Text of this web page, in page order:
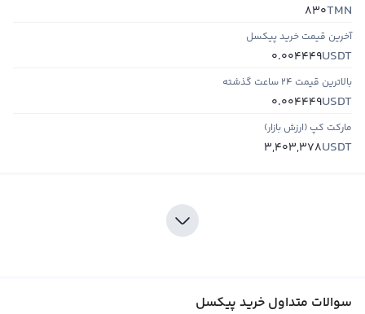
TMN
830
آخرین قیمت خرید پیکسل
USDT
0.004449
بالاترین قیمت ۲۴ ساعت گذشته
USDT
0.004449
مارکت کپ (ارزش بازار)
USDT
3,403,378
سوالات متداول خرید پیکسل